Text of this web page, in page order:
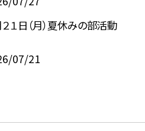
２１日（月）夏休みの部活動
07/21